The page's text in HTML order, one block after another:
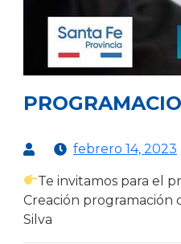
febrero 14, 2023
Te invitamos para el
Creación programación
Silva